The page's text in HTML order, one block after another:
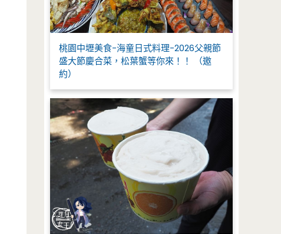
桃園中壢美食-海童日式料理-2026父親節
盛大節慶合菜，松葉蟹等你來！！ （邀
約）